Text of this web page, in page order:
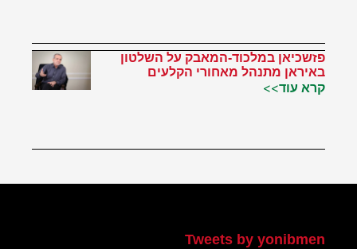
פזשכיאן במלכוד-המאבק על השלטון
באיראן מתנהל מאחורי הקלעים
קרא עוד>>
Tweets by yonibmen